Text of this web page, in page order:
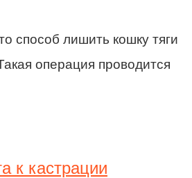
способ лишить кошку тяги
операция проводится
к кастрации